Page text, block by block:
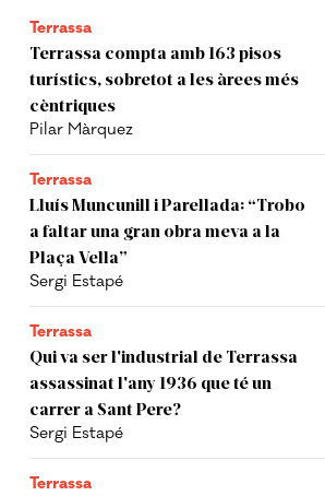
Terrassa
Terrassa compta amb 163 pisos
turístics, sobretot a les àrees més
cèntriques
Pilar Màrquez
Terrassa
Lluís Muncunill i Parellada: “Trobo
a faltar una gran obra meva a la
Plaça Vella”
Sergi Estapé
Terrassa
Qui va ser l'industrial de Terrassa
assassinat l'any 1936 que té un
carrer a Sant Pere?
Sergi Estapé
Terrassa